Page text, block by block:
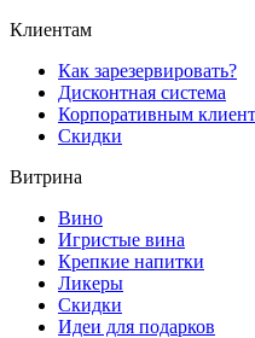
Клиентам
Как зарезервировать?
Дисконтная система
Корпоративным
Скидки
Витрина
Вино
Игристые вина
Крепкие напитки
Ликеры
Скидки
Идеи для подарков